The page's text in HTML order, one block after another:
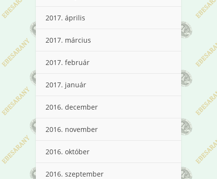
2017. április
2017. március
2017. február
2017. január
2016. december
2016. november
2016. október
2016. szeptember